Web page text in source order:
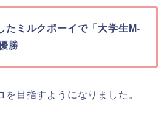
たミルクボーイで「大学生M-
勝
を目指すようになりました。